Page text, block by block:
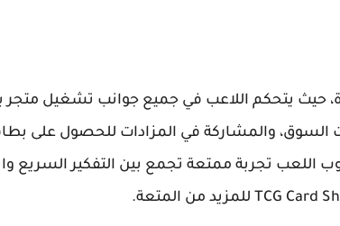
حيث يتحكم اللاعب في جميع جوانب تشغيل متجر
السوق، والمشاركة في المزادات للحصول على
اللعب تجربة ممتعة تجمع بين التفكير السريع